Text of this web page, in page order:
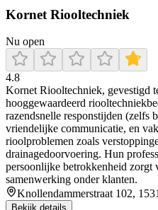
Kornet Riooltechniek
Nu open
4.8
Kornet Riooltechniek, gevestigd
hooggewaardeerd
razendsnelle responstijden (zelfs
vriendelijke communicatie, en
rioolproblemen zoals
drainagedoorvoering. Hun
persoonlijke betrokkenheid zorgt
samenwerking onder klanten.
Knollendammerstraat 102,
Bekijk details